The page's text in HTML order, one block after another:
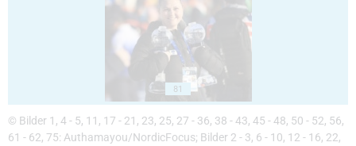
81
© Bilder 1, 4 - 5, 11, 17 - 21, 23, 25, 27 - 36, 38 - 43, 45 - 48, 50 - 52, 56,
61 - 62, 75: Authamayou/NordicFocus; Bilder 2 - 3, 6 - 10, 12 - 16, 22,